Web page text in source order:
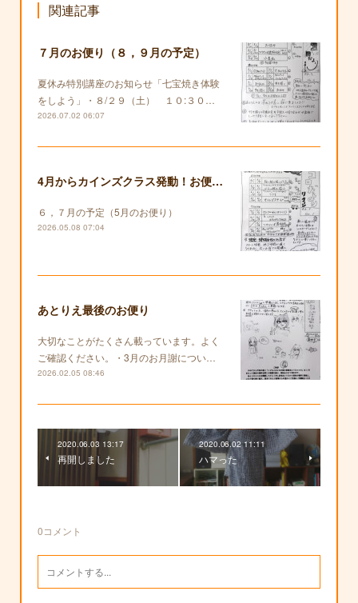
関連記事
７月のお便り（８，９月の予定）
夏休み特別講座のお知らせ「七宝焼き体験
をしよう」・８/２９（土） １０:３０…
2026.07.02 06:07
4月からカインズクラス発動！お便りも復活します！
６，７月の予定（5月のお便り）
2026.05.08 07:04
あとりえ最後のお便り
大切なことがたくさん載っています。よく
ご確認ください。・3月のお月謝につい…
2026.02.05 08:46
2020.06.03 13:17
再開しました
2020.06.02 11:11
ハマった
0コメント